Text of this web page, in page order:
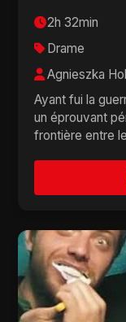
2h 32min
Drame
Agnieszka
Ayant fui la
un éprouvant
frontière entre